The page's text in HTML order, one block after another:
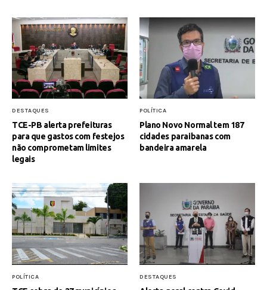
DESTAQUES
TCE-PB alerta prefeituras
para que gastos com festejos
não comprometam limites
legais
POLÍTICA
Plano Novo Normal tem 187
cidades paraibanas com
bandeira amarela
POLÍTICA DESTAQUES